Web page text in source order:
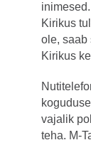
inimesed.
Kirikus
ole, saab
Kirikus
vajalik
teha. M-